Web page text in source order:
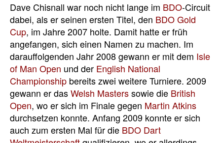
Dave Chisnall war noch nicht lange im BDO-Circuit
dabei, als er seinen ersten Titel, den BDO Gold
Cup, im Jahre 2007 holte. Damit hatte er früh
angefangen, sich einen Namen zu machen. Im
darauffolgenden Jahr 2008 gewann er mit dem Isle
of Man Open und der English National
Championship bereits zwei weitere Turniere. 2009
gewann er dasWelsh Masterssowie die British
Open, wo er sich im Finale gegen Martin Atkins
durchsetzen konnte. Anfang 2009 konnte er sich
auch zum ersten Mal für die BDO Dart